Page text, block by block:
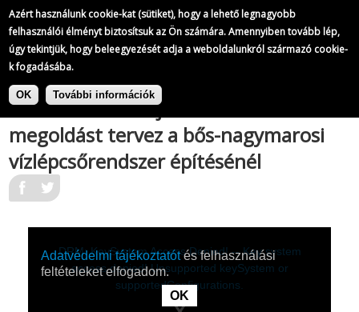
Azért használunk cookie-kat (sütiket), hogy a lehető legnagyobb
felhasználói élményt biztosítsuk az Ön számára. Amennyiben tovább lép,
úgy tekintjük, hogy beleegyezését adja a weboldalunkról származó cookie-
k fogadásába.
OK További információk
Ugrás
A Magyar Televízió híradói
486/823
A Magyar Televízió híradói
csehszlovák fél új műszaki
megoldást tervez a bős-nagymarosi
vízlépcsőrendszer építésénél